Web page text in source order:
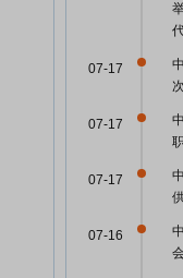
07-17
07-17
07-17
07-16